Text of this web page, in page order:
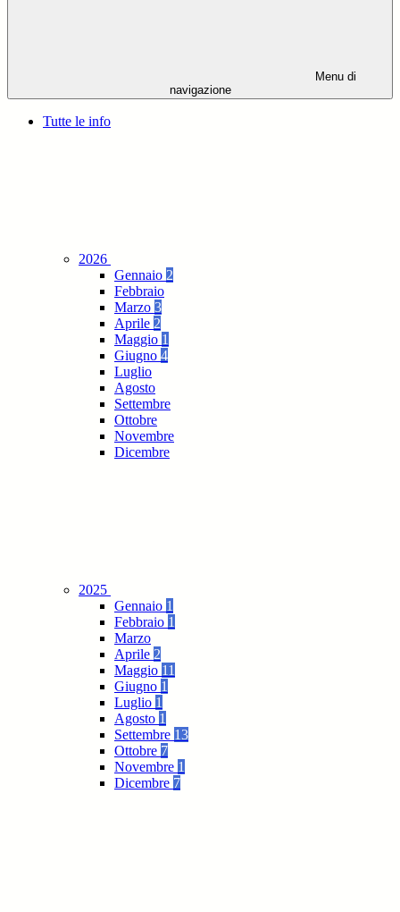
Menu di
navigazione
Tutte le info
2026
Gennaio 2
Febbraio
Marzo 3
Aprile 2
Maggio 1
Giugno 4
Luglio
Agosto
Settembre
Ottobre
Novembre
Dicembre
2025
Gennaio 1
Febbraio 1
Marzo
Aprile 2
Maggio 11
Giugno 1
Luglio 1
Agosto 1
Settembre 13
Ottobre 7
Novembre 1
Dicembre 7